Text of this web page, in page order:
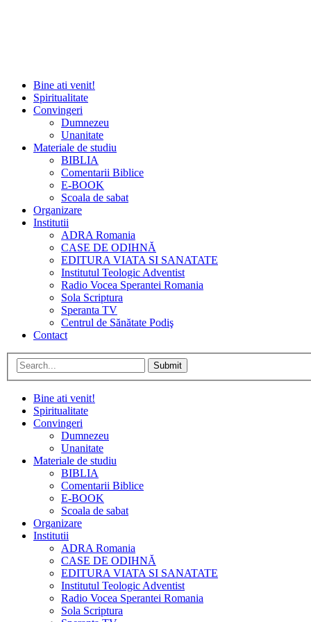
Bine ati venit!
Spiritualitate
Convingeri
Dumnezeu
Unanitate
Materiale de studiu
BIBLIA
Comentarii Biblice
E-BOOK
Scoala de sabat
Organizare
Institutii
ADRA Romania
CASE DE ODIHNĂ
EDITURA VIATA SI SANATATE
Institutul Teologic Adventist
Radio Vocea Sperantei Romania
Sola Scriptura
Speranta TV
Centrul de Sănătate Podiş
Contact
Submit
Bine ati venit!
Spiritualitate
Convingeri
Dumnezeu
Unanitate
Materiale de studiu
BIBLIA
Comentarii Biblice
E-BOOK
Scoala de sabat
Organizare
Institutii
ADRA Romania
CASE DE ODIHNĂ
EDITURA VIATA SI SANATATE
Institutul Teologic Adventist
Radio Vocea Sperantei Romania
Sola Scriptura